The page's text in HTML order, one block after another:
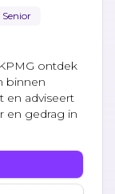
Senior
ontdek
binnen
en adviseert
en gedrag in